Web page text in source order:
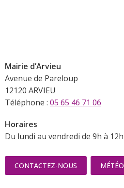
Mairie d’Arvieu
Avenue de Pareloup
12120 ARVIEU
Téléphone : 05 65 46 71 06
Horaires
Du lundi au vendredi de 9h à 12h
CONTACTEZ-NOUS MÉTÉO